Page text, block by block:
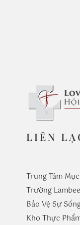
LIÊN
Trung Tâm
Trường
Bảo Vệ Sự
Kho Thực